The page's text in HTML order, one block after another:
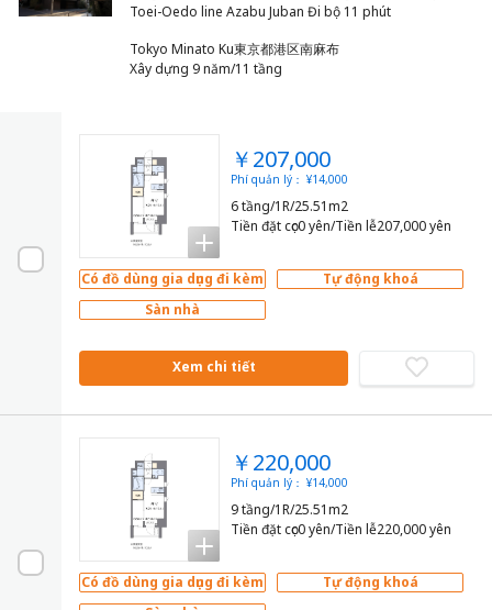
Tokyo Minato Ku東京都港区南麻布
Xây dựng 9 năm/11 tầng
￥207,000
Phí quản lý： ¥14,000
6 tầng/1R/25.51m2
Tiền đặt cọc0 yên/Tiền lễ207,000 yên
Có đồ dùng gia dụng đi kèm
Tự động khoá
Sàn nhà
Xem chi tiết
￥220,000
Phí quản lý： ¥14,000
9 tầng/1R/25.51m2
Tiền đặt cọc0 yên/Tiền lễ220,000 yên
Có đồ dùng gia dụng đi kèm
Tự động khoá